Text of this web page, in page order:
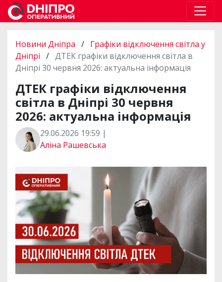
Новини Дніпра / Графіки відключення світла у
Дніпрі / ДТЕК графіки відключення світла в
Дніпрі 30 червня 2026: актуальна інформація
ДТЕК графіки відключення
світла в Дніпрі 30 червня
2026: актуальна інформація
29.06.2026 19:59 |
Аліна Рашевська